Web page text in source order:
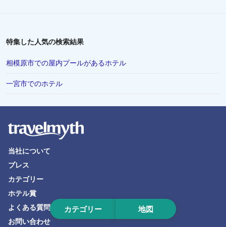
南あわじ市でのホテル
那須塩原市でのホテル
尼崎市でのホテル
阿蘇市でのホテル
掛川市でのホテル
出雲市でのホテル
松島町でのホテル
銚子市でのホテル
四日市市でのホテル
宝塚市でのホテル
カテゴリー 地図
特集した人気の検索結果
相模原市での屋内プールがあるホテル
一宮市でのホテル
当社について
プレス
カテゴリー
ホテル賞
よくある質問
お問い合わせ